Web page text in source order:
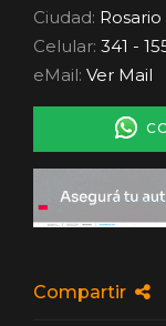
Ciudad: Rosario
Celular: 341 -
eMail: Ver Mail
Compartir